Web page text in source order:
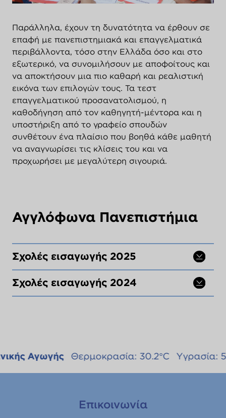
Παράλληλα, έχουν τη δυνατότητα να έρθουν σε
επαφή με πανεπιστημιακά και επαγγελματικά
περιβάλλοντα, τόσο στην Ελλάδα όσο και στο
εξωτερικό, να συνομιλήσουν με αποφοίτους και
να αποκτήσουν μια πιο καθαρή και ρεαλιστική
εικόνα των επιλογών τους. Τα τεστ
επαγγελματικού προσανατολισμού, η
καθοδήγηση από τον καθηγητή-μέντορα και η
υποστήριξη από το γραφείο σπουδών
συνθέτουν ένα πλαίσιο που βοηθά κάθε μαθητή
να αναγνωρίσει τις κλίσεις του και να
προχωρήσει με μεγαλύτερη σιγουριά.
Αγγλόφωνα Πανεπιστήμια
Σχολές εισαγωγής 2025
Σχολές εισαγωγής 2024
Αγωγής Θερμοκρασία: 30.2°C Yγρασία: 51%
Επικοινωνία